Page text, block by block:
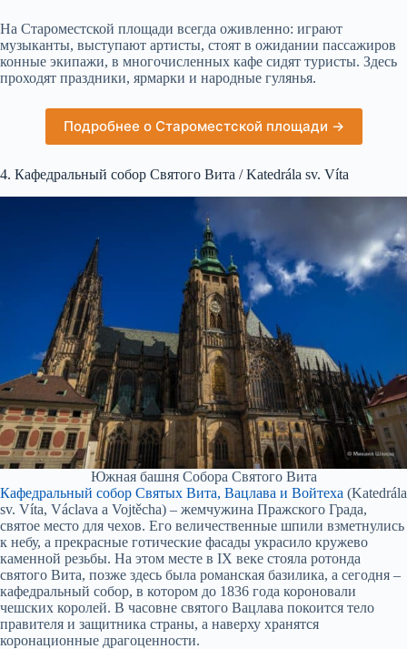
На Староместской площади всегда оживленно: играют
музыканты, выступают артисты, стоят в ожидании пассажиров
конные экипажи, в многочисленных кафе сидят туристы. Здесь
проходят праздники, ярмарки и народные гулянья.
Подробнее о Староместской площади →
4. Кафедральный собор Святого Вита / Katedrála sv. Víta
Южная башня Собора Святого Вита
Кафедральный собор Святых Вита, Вацлава и Войтеха (Katedrála
sv. Víta, Václava a Vojtěcha) – жемчужина Пражского Града,
святое место для чехов. Его величественные шпили взметнулись
к небу, а прекрасные готические фасады украсило кружево
каменной резьбы. На этом месте в IX веке стояла ротонда
святого Вита, позже здесь была романская базилика, а сегодня –
кафедральный собор, в котором до 1836 года короновали
чешских королей. В часовне святого Вацлава покоится тело
правителя и защитника страны, а наверху хранятся
коронационные драгоценности.